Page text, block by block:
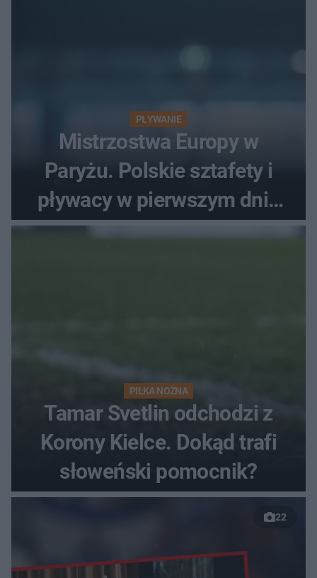
PŁYWANIE
Mistrzostwa Europy w
Paryżu. Polskie sztafety i
pływacy w pierwszym dniu
finałów
PIŁKA NOŻNA
Tamar Svetlin odchodzi z
Korony Kielce. Dokąd trafi
słoweński pomocnik?
22